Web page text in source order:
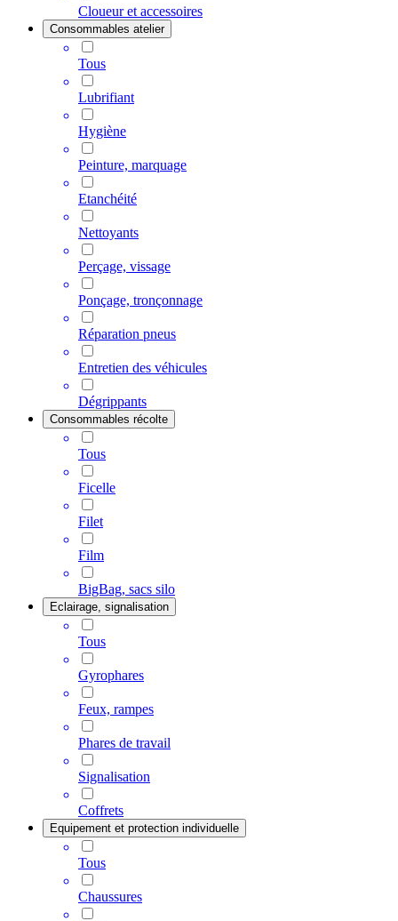
Cloueur et accessoires
Consommables atelier
Tous
Lubrifiant
Hygiène
Peinture, marquage
Etanchéité
Nettoyants
Perçage, vissage
Ponçage, tronçonnage
Réparation pneus
Entretien des véhicules
Dégrippants
Consommables récolte
Tous
Ficelle
Filet
Film
BigBag, sacs silo
Eclairage, signalisation
Tous
Gyrophares
Feux, rampes
Phares de travail
Signalisation
Coffrets
Equipement et protection individuelle
Tous
Chaussures